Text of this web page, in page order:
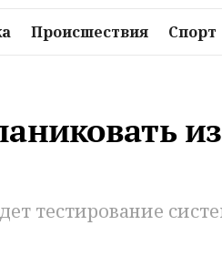
Происшествия Спорт
тестирование